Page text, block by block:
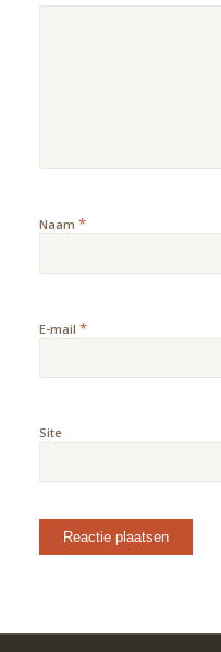
Naam *
E-mail *
Site